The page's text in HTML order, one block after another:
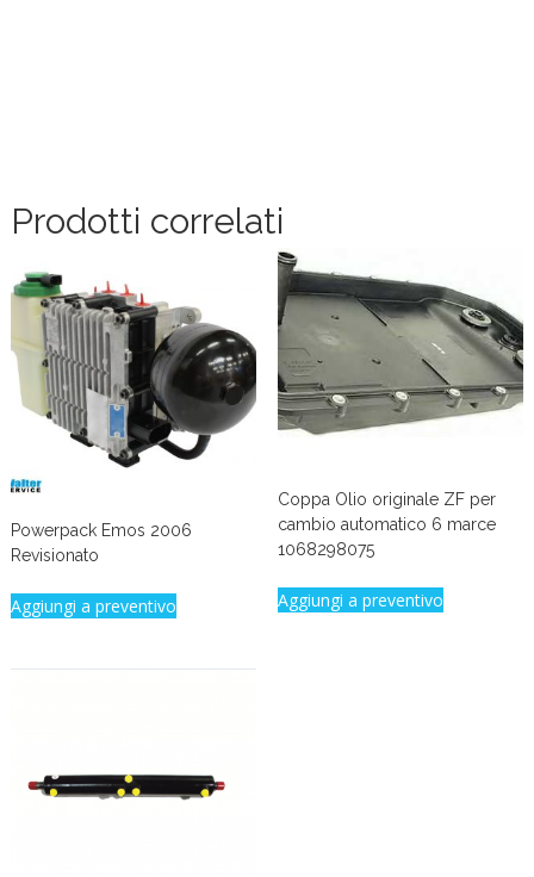
Prodotti correlati
Powerpack Emos 2006
Revisionato
Aggiungi a preventivo
Coppa Olio originale ZF per
cambio automatico 6 marce
1068298075
Aggiungi a preventivo